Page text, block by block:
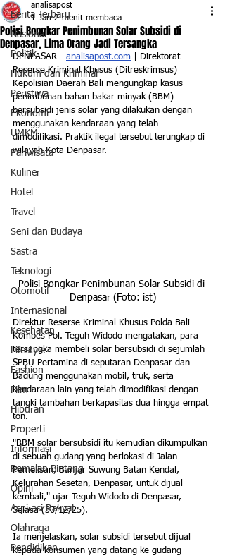
Berita Terbaru
Nasional
Politik
Hukum dan Kriminal
Peristiwa
Ekonomi
UMKM
Pariwisata
Kuliner
Hotel
Travel
Seni dan Budaya
Sastra
Teknologi
Otomotif
Internasional
Kesehatan
Lifestyle
Fashion
Film
Hiburan
Properti
Informasi
Ramalan Bintang
Opini
Aspirasi Rakyat
Olahraga
Pendidikan
Polisi Bongkar Penimbunan Solar Subsidi di
Denpasar, Lima Orang Jadi Tersangka
analisapost
1 Jan 2 menit membaca
DENPASAR - analisapost.com | Direktorat
Reserse Kriminal Khusus (Ditreskrimsus)
Kepolisian Daerah Bali mengungkap kasus
penimbunan bahan bakar minyak (BBM)
bersubsidi jenis solar yang dilakukan dengan
menggunakan kendaraan yang telah
dimodifikasi. Praktik ilegal tersebut terungkap di
wilayah Kota Denpasar.
Polisi Bongkar Penimbunan Solar Subsidi di
Denpasar (Foto: ist)
Direktur Reserse Kriminal Khusus Polda Bali
Kombes Pol. Teguh Widodo mengatakan, para
tersangka membeli solar bersubsidi di sejumlah
SPBU Pertamina di seputaran Denpasar dan
Badung menggunakan mobil, truk, serta
kendaraan lain yang telah dimodifikasi dengan
tangki tambahan berkapasitas dua hingga empat
ton.
"BBM solar bersubsidi itu kemudian dikumpulkan
di sebuah gudang yang berlokasi di Jalan
Pemelisan, Banjar Suwung Batan Kendal,
Kelurahan Sesetan, Denpasar, untuk dijual
kembali," ujar Teguh Widodo di Denpasar,
Selasa (30/12/25).
Ia menjelaskan, solar subsidi tersebut dijual
kepada konsumen yang datang ke gudang